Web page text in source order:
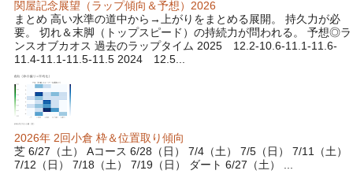
関屋記念展望（ラップ傾向＆予想）2026
まとめ 高い水準の道中から→上がりをまとめる展開。 持久力が必
要。 切れ＆末脚（トップスピード）の持続力が問われる。 予想◎ラ
ンスオブカオス 過去のラップタイム 2025 12.2-10.6-11.1-11.6-
11.4-11.1-11.5-11.5 2024 12.5...
2026年 2回小倉 枠＆位置取り傾向
芝 6/27（土） Aコース 6/28（日） 7/4（土） 7/5（日） 7/11（土）
7/12（日） 7/18（土） 7/19（日） ダート 6/27（土） ...